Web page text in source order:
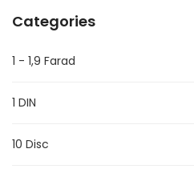
Categories
1 - 1,9 Farad
1 DIN
10 Disc